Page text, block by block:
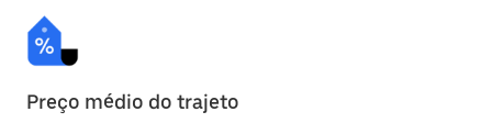
Preço médio do trajeto